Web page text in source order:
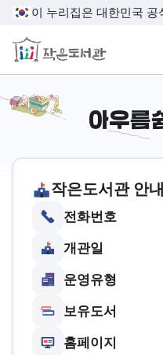
이 누리집은 대한민국
작은도서관
아우름
작은도서관 안내
전화번호
개관일
운영유형
보유도서
홈페이지